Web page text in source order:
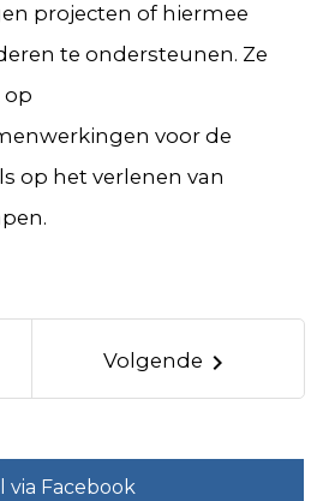
projecten of hiermee
te ondersteunen. Ze
op
voor de
op het verlenen van
Volgende keyboard_arrow_right
via Facebook